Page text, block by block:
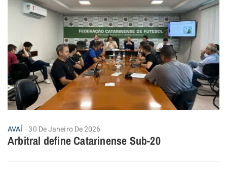
AVAÍ 30 De Janeiro De 2026
Arbitral define Catarinense Sub-20